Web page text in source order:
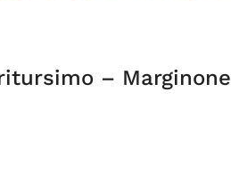
– Marginone